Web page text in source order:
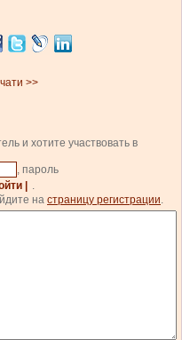
>>
и хотите участвовать в
, пароль
|
.
на страницу регистрации.